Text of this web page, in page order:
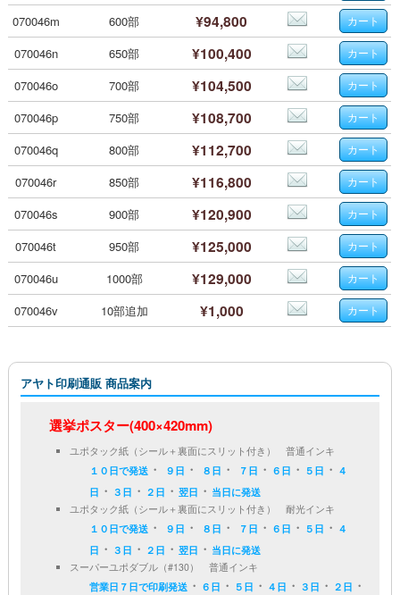
070046m 600部 ¥94,800
070046n 650部 ¥100,400
070046o 700部 ¥104,500
070046p 750部 ¥108,700
070046q 800部 ¥112,700
070046r 850部 ¥116,800
070046s 900部 ¥120,900
070046t 950部 ¥125,000
070046u 1000部 ¥129,000
070046v 10部追加 ¥1,000
アヤト印刷通販 商品案内
選挙ポスター(400×420mm)
ユポタック紙（シール＋裏面にスリット付き） 普通インキ
１０日で発送 ・ ９日 ・ ８日 ・ ７日 ・ ６日 ・ ５日 ・ ４
日 ・ ３日 ・ ２日 ・翌日 ・ 当日に発送
ユポタック紙（シール＋裏面にスリット付き） 耐光インキ
１０日で発送 ・ ９日 ・ ８日 ・ ７日 ・ ６日 ・ ５日 ・ ４
日 ・ ３日 ・ ２日 ・翌日 ・ 当日に発送
スーパーユポダブル（#130） 普通インキ
営業日７日で印刷発送 ・ ６日 ・ ５日 ・ ４日 ・ ３日 ・ ２日 ・